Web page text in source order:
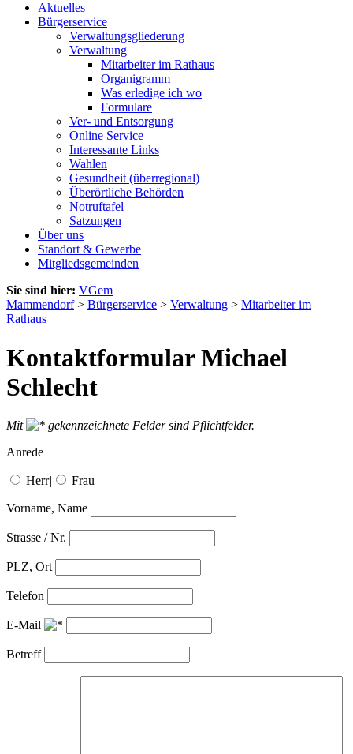
Aktuelles
Bürgerservice
Verwaltungsgliederung
Verwaltung
Mitarbeiter im Rathaus
Organigramm
Was erledige ich wo
Formulare
Ver- und Entsorgung
Online Service
Interessante Links
Wahlen
Gesundheit (überregional)
Überörtliche Behörden
Notruftafel
Satzungen
Über uns
Standort & Gewerbe
Mitgliedsgemeinden
Sie sind hier: VGem
Mammendorf> Bürgerservice > Verwaltung > Mitarbeiter im
Rathaus
Kontaktformular Michael
Schlecht
Mit
gekennzeichnete Felder sind Pflichtfelder.
Anrede
Herr| Frau
Vorname, Name
Strasse / Nr.
PLZ, Ort
Telefon
E-Mail
Betreff